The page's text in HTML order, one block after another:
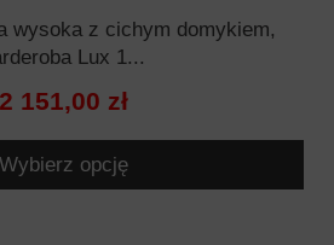
wysoka z cichym domykiem,
Lux 1...
2 151,00 zł
Wybierz opcję